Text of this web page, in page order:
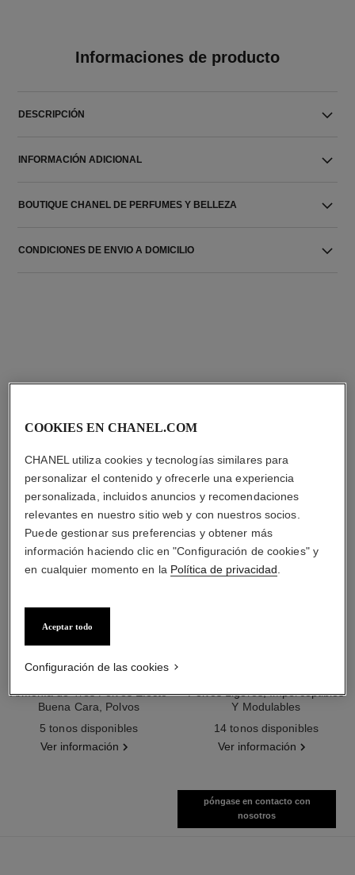
Informaciones de producto
DESCRIPCIÓN
INFORMACIÓN ADICIONAL
BOUTIQUE CHANEL DE PERFUMES Y BELLEZA
CONDICIONES DE ENVIO A DOMICILIO
ensoleillée
Armonía de Tres Polvos Efecto
Buena Cara, Polvos
Iluminador. Rostro, Cuello Y
Escote. Formato Maxi.
5 tonos disponibles
Ver información
Polvos Ligeros, Imperceptibles
Y Modulables
14 tonos disponibles
Ver información
póngase en contacto con
nosotros
COOKIES EN CHANEL.COM
CHANEL utiliza cookies y tecnologías similares para
personalizar el contenido y ofrecerle una experiencia
personalizada, incluidos anuncios y recomendaciones
relevantes en nuestro sitio web y con nuestros socios.
Puede gestionar sus preferencias y obtener más
información haciendo clic en "Configuración de cookies" y
en cualquier momento en la Política de privacidad
Aceptar todo
Configuración de las cookies